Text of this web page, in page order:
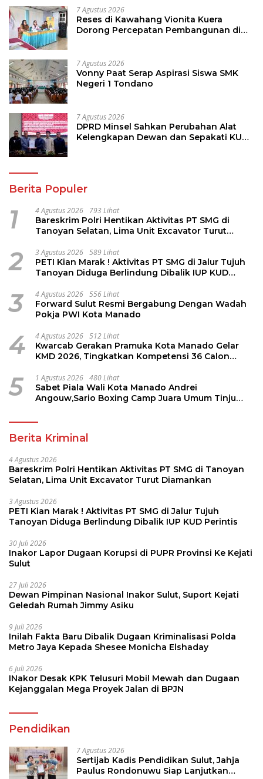
7 Agustus 2026
Reses di Kawahang Vionita Kuera
Dorong Percepatan Pembangunan di
7 Agustus 2026
Vonny Paat Serap Aspirasi Siswa SMK
Negeri 1 Tondano
7 Agustus 2026
DPRD Minsel Sahkan Perubahan Alat
Kelengkapan Dewan dan Sepakati KUA-
Berita Populer
1 4 Agustus 2026 793 Lihat
Bareskrim Polri Hentikan Aktivitas PT SMG di
Tanoyan Selatan, Lima Unit Excavator Turut
2 3 Agustus 2026 589 Lihat
PETI Kian Marak ! Aktivitas PT SMG di Jalur Tujuh
Tanoyan Diduga Berlindung Dibalik IUP KUD
3 4 Agustus 2026 556 Lihat
Forward Sulut Resmi Bergabung Dengan Wadah
Pokja PWI Kota Manado
4 4 Agustus 2026 512 Lihat
Kwarcab Gerakan Pramuka Kota Manado Gelar
KMD 2026, Tingkatkan Kompetensi 36 Calon
5 1 Agustus 2026 480 Lihat
Sabet Piala Wali Kota Manado Andrei
Angouw,Sario Boxing Camp Juara Umum Tinju
Berita Kriminal
4 Agustus 2026
Bareskrim Polri Hentikan Aktivitas PT SMG di Tanoyan
Selatan, Lima Unit Excavator Turut Diamankan
3 Agustus 2026
PETI Kian Marak ! Aktivitas PT SMG di Jalur Tujuh
Tanoyan Diduga Berlindung Dibalik IUP KUD Perintis
30 Juli 2026
Inakor Lapor Dugaan Korupsi di PUPR Provinsi Ke Kejati
Sulut
27 Juli 2026
Dewan Pimpinan Nasional Inakor Sulut, Suport Kejati
Geledah Rumah Jimmy Asiku
9 Juli 2026
Inilah Fakta Baru Dibalik Dugaan Kriminalisasi Polda
Metro Jaya Kepada Shesee Monicha Elshaday
6 Juli 2026
INakor Desak KPK Telusuri Mobil Mewah dan Dugaan
Kejanggalan Mega Proyek Jalan di BPJN
Pendidikan
7 Agustus 2026
Sertijab Kadis Pendidikan Sulut, Jahja
Paulus Rondonuwu Siap Lanjutkan